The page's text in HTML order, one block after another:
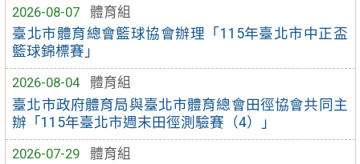
2026-08-07
體育組
臺北市體育總會籃球協會辦理「115年臺北市中正盃
籃球錦標賽」
2026-08-04
體育組
臺北市政府體育局與臺北市體育總會田徑協會共同主
辦「115年臺北市週末田徑測驗賽（4）」
2026-07-29
體育組